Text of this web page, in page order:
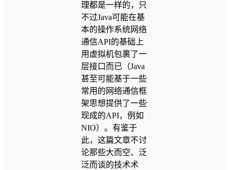
理都是一样的，只
不过Java可能在基
本的操作系统网络
通信API的基础上
用虚拟机包裹了一
层接口而已（Java
甚至可能基于一些
常用的网络通信框
架思想提供了一些
现成的API，例如
NIO）。有鉴于
此，这篇文章不讨
论那些大而空、泛
泛而谈的技术术